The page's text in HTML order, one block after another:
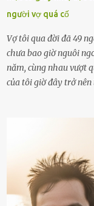
người vợ quá cố
Vợ tôi qua đời đã 49
chưa bao giờ nguôi
năm, cùng nhau vượt
của tôi giờ đây trở
rơi vào khoảng trống
ngồi lặng lẽ nhớ về
chìm đắm trong đau
thiết đã đến bên,
ngày giỗ đầu tiên
mãi.Buổi sáng hôm